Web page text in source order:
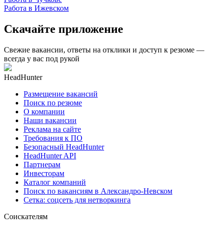
Работа в Ижевском
Скачайте приложение
Свежие вакансии, ответы на отклики и доступ к резюме —
всегда у вас под рукой
HeadHunter
Размещение вакансий
Поиск по резюме
О компании
Наши вакансии
Реклама на сайте
Требования к ПО
Безопасный HeadHunter
HeadHunter API
Партнерам
Инвесторам
Каталог компаний
Поиск по вакансиям в Александро-Невском
Сетка: соцсеть для нетворкинга
Соискателям